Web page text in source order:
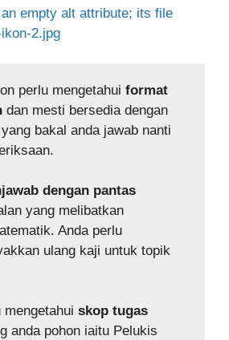
perlu mengetahuiformat
dan mesti bersedia dengan
bakal anda jawab nanti
dengan pantas
yang melibatkan
Anda perlu
ulang kaji untuk topik
mengetahuiskop tugas
anda pohon iaitu Pelukis